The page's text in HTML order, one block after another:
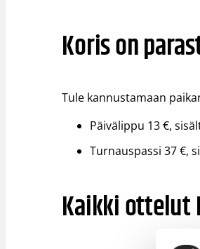
Koris on
Tule kannustamaan
Päivälippu 13 €,
Turnauspassi 37 €,
Kaikki ottelut